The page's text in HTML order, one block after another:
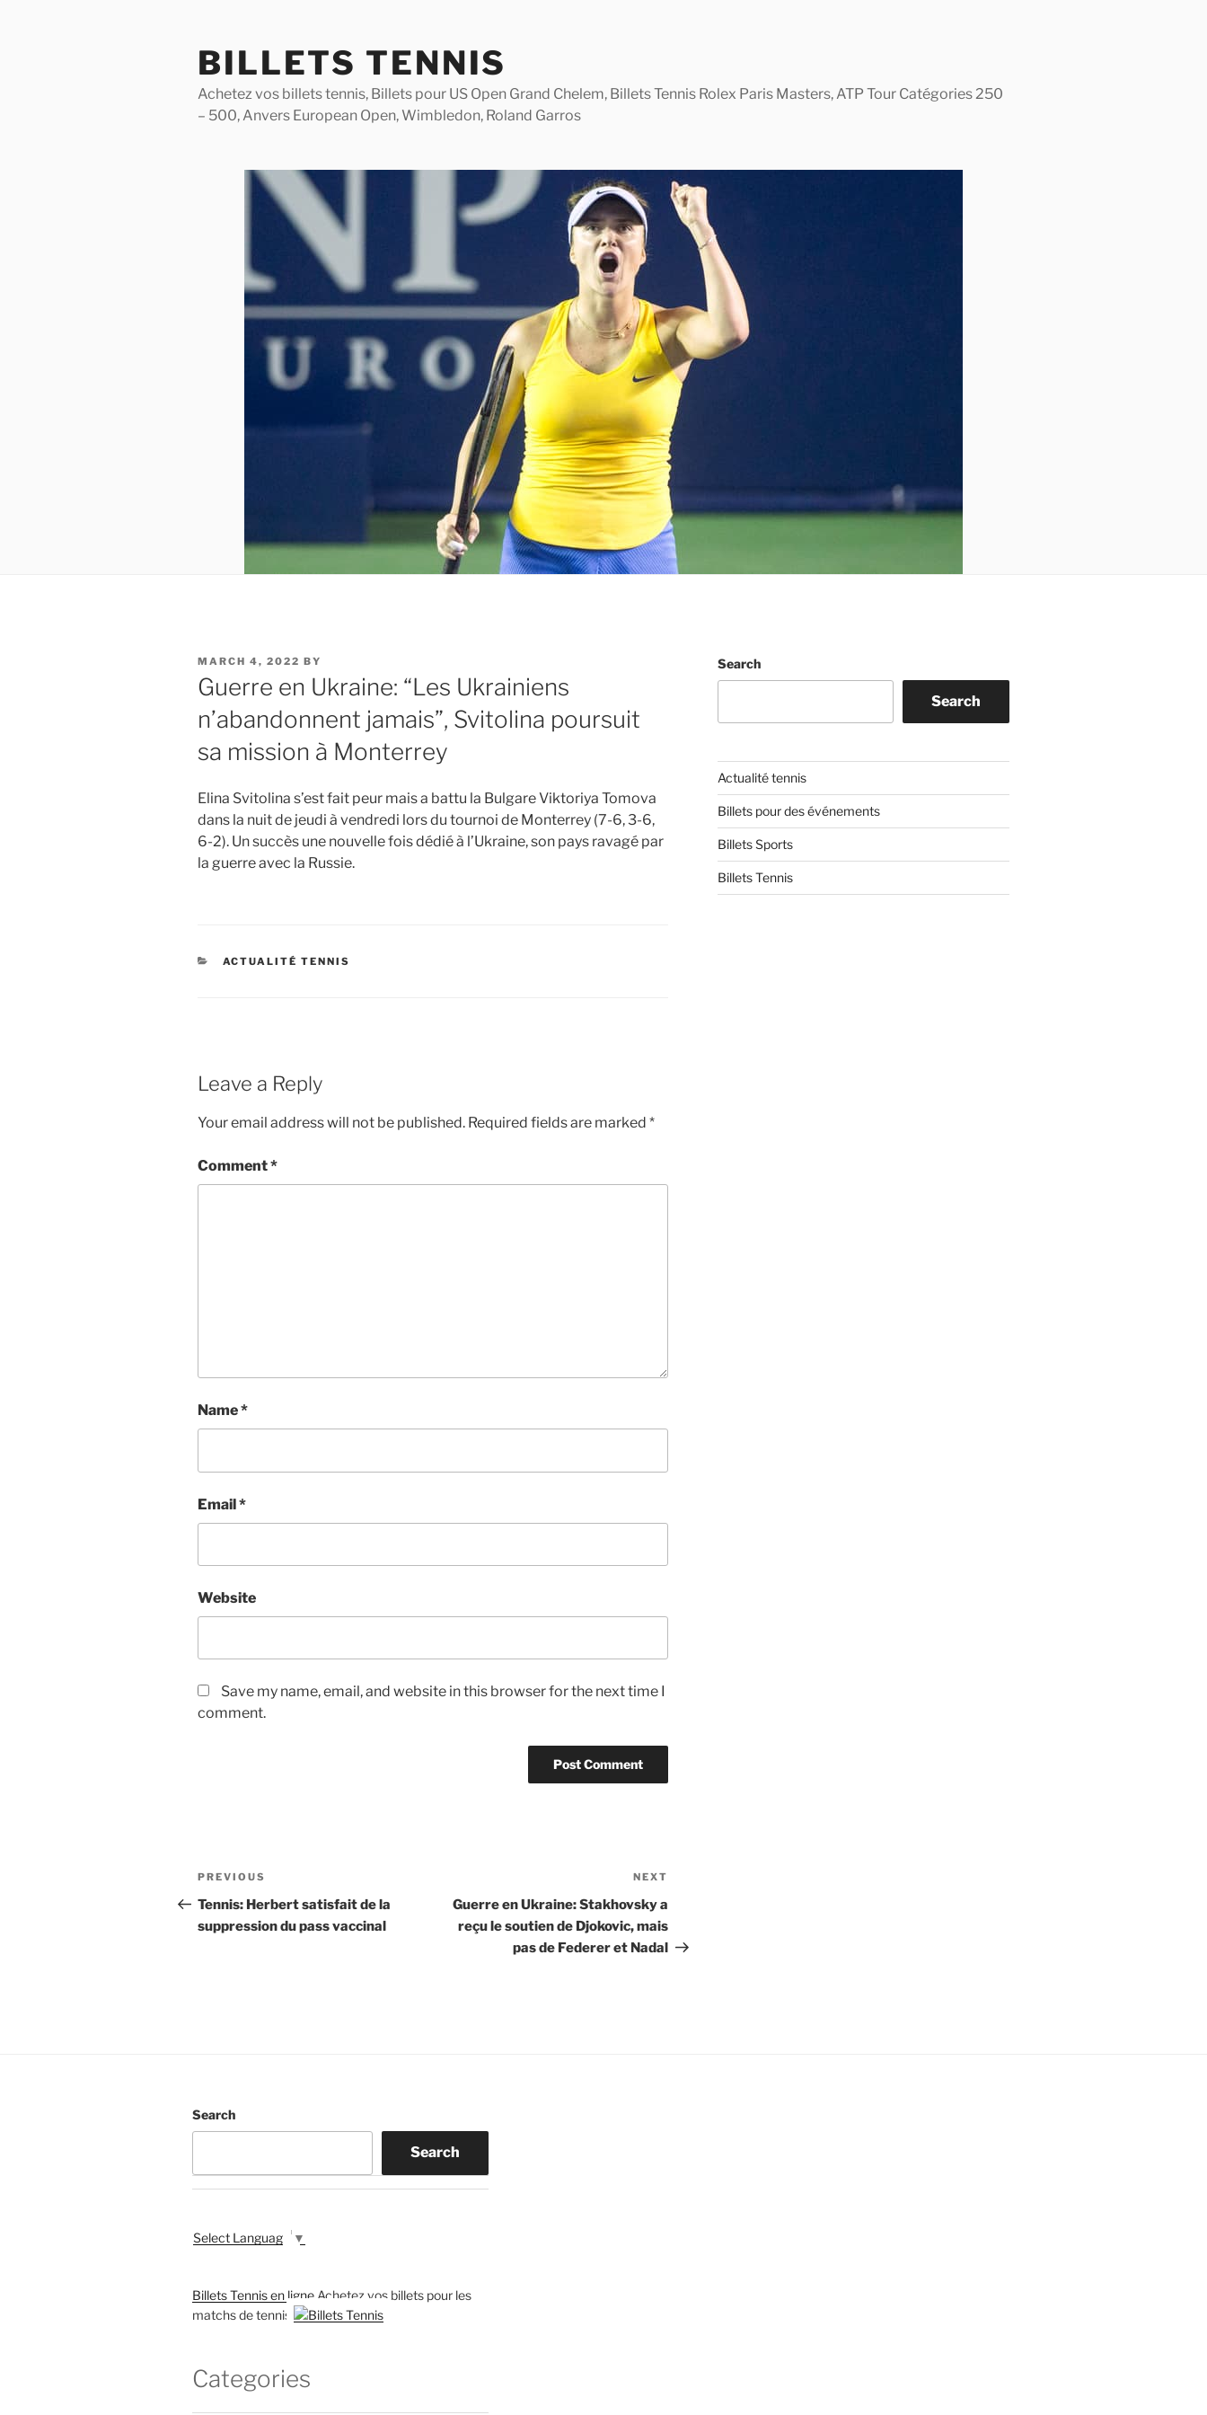
BILLETS TENNIS
Achetez vos billets tennis, Billets pour US Open Grand Chelem, Billets Tennis Rolex Paris Masters, ATP Tour Catégories 250
– 500, Anvers European Open, Wimbledon, Roland Garros
POSTED
ON
MARCH 4, 2022 BY
Guerre en Ukraine: “Les Ukrainiens
n’abandonnent jamais”, Svitolina poursuit
sa mission à Monterrey
Elina Svitolina s’est fait peur mais a battu la Bulgare Viktoriya Tomova
dans la nuit de jeudi à vendredi lors du tournoi de Monterrey (7-6, 3-6,
6-2). Un succès une nouvelle fois dédié à l’Ukraine, son pays ravagé par
la guerre avec la Russie.
CATEGORIES
ACTUALITÉ TENNIS
Leave a Reply
Your email address will not be published. Required fields are marked *
Comment*
Name*
Email*
Website
Save my name, email, and website in this browser for the next time I
comment.
Post
navigation
Previous
Post
PREVIOUS
Tennis: Herbert satisfait de la
suppression du pass vaccinal
NEXT
Guerre en Ukraine: Stakhovsky a
reçu le soutien de Djokovic, mais
pas de Federer et Nadal
Search
Search
Actualité tennis
Billets pour des événements
Billets Sports
Billets Tennis
Search
Search
Select Language ▼
Billets Tennis en ligne Achetez vos billets pour les
matchs de tennis
Categories